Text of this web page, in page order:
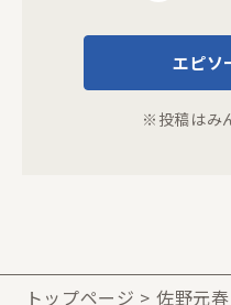
エピソ
※投稿はみ
トップページ 佐野元春